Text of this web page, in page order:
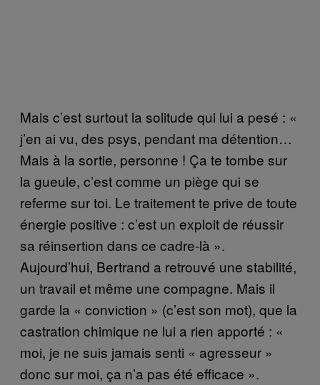
Mais c’est surtout la solitude qui lui a pesé : «
j’en ai vu, des psys, pendant ma détention…
Mais à la sortie, personne ! Ça te tombe sur
la gueule, c’est comme un piège qui se
referme sur toi. Le traitement te prive de toute
énergie positive : c’est un exploit de réussir
sa réinsertion dans ce cadre-là ».
Aujourd’hui, Bertrand a retrouvé une stabilité,
un travail et même une compagne. Mais il
garde la « conviction » (c’est son mot), que la
castration chimique ne lui a rien apporté : «
moi, je ne suis jamais senti « agresseur »
donc sur moi, ça n’a pas été efficace ».